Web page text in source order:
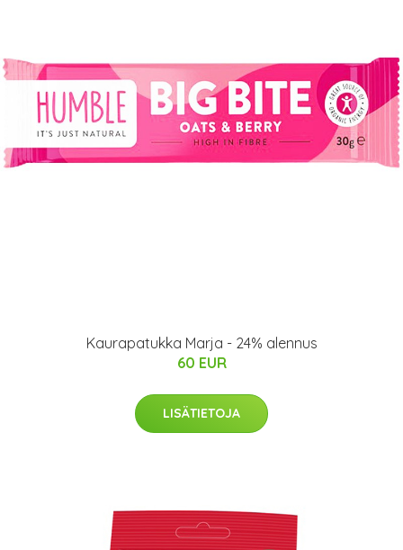
Kaurapatukka Marja - 24% alennus
60 EUR
LISÄTIETOJA